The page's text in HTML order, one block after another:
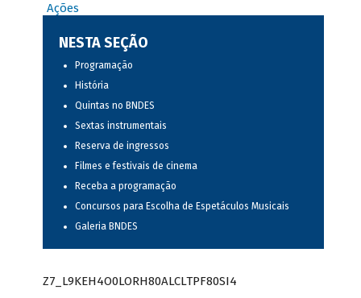
Ações
NESTA SEÇÃO
Programação
História
Quintas no BNDES
Sextas instrumentais
Reserva de ingressos
Filmes e festivais de cinema
Receba a programação
Concursos para Escolha de Espetáculos Musicais
Galeria BNDES
Z7_L9KEH4O0LORH80ALCLTPF80SI4